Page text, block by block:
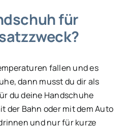
für
fallen und es
dann musst du dir als
du deine Handschuhe
der Bahn oder mit dem Auto
und nur für kurze